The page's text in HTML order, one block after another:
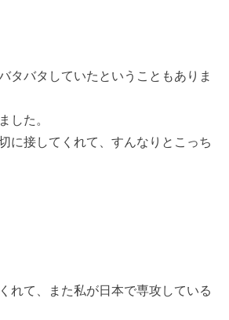
タバタしていたということもありま
した。
に接してくれて、すんなりとこっち
れて、また私が日本で専攻している